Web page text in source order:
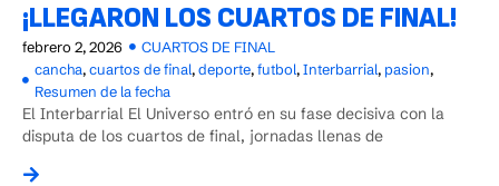
¡LLEGARON LOS CUARTOS DE FINAL!
febrero 2, 2026
CUARTOS DE FINAL
cancha,cuartos de final,deporte,futbol,Interbarrial, pasion,
Resumen de la fecha
El Interbarrial El Universo entró en su fase decisiva con la
disputa de los cuartos de final, jornadas llenas de